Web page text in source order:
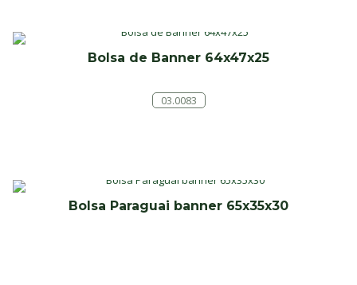
Bolsa de Banner 64x47x25
03.0083
Bolsa Paraguai banner 65x35x30